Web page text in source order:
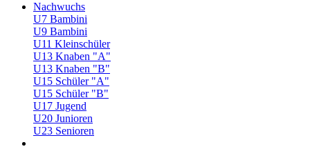
Nachwuchs
U7 Bambini
U9 Bambini
U11 Kleinschüler
U13 Knaben "A"
U13 Knaben "B"
U15 Schüler "A"
U15 Schüler "B"
U17 Jugend
U20 Junioren
U23 Senioren